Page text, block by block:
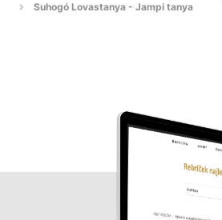
Suhogó Lovastanya - Jampi tanya